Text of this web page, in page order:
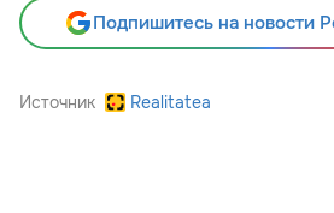
Подпишитесь на новости
Источник Realitatea